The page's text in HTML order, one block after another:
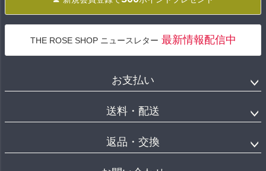
THE ROSE SHOP ニュースレター 最新情報配信中
お支払い
送料・配送
返品・交換